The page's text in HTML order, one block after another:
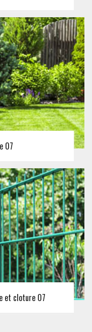
07
et cloture 07